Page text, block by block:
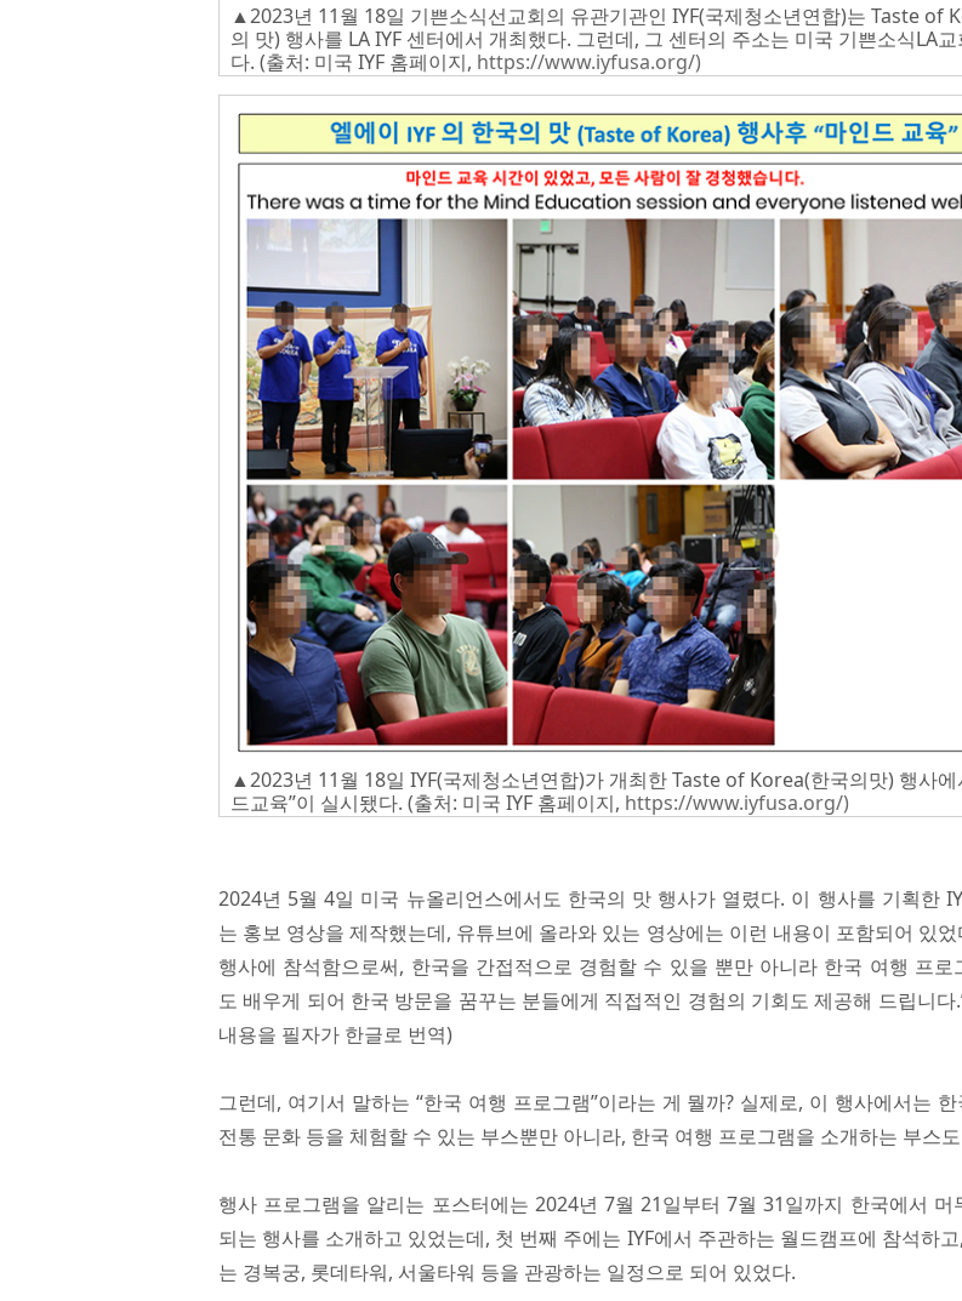
▲2023년 11월 18일 기쁜소식선교회의 유관기관인 IYF(국제청소년연합)는 Taste of
의 맛) 행사를 LA IYF 센터에서 개최했다. 그런데, 그 센터의 주소는 미국 기쁜소식LA
다. (출처: 미국 IYF 홈페이지, https://www.iyfusa.org/)
▲2023년 11월 18일 IYF(국제청소년연합)가 개최한 Taste of Korea(한국의맛) 행사에
드교육”이 실시됐다. (출처: 미국 IYF 홈페이지, https://www.iyfusa.org/)
2024년 5월 4일 미국 뉴올리언스에서도 한국의 맛 행사가 열렸다. 이 행사를 기획한
는 홍보 영상을 제작했는데, 유튜브에 올라와 있는 영상에는 이런 내용이 포함되어 있었
행사에 참석함으로써, 한국을 간접적으로 경험할 수 있을 뿐만 아니라 한국 여행 프로
도 배우게 되어 한국 방문을 꿈꾸는 분들에게 직접적인 경험의 기회도 제공해 드립니다
내용을 필자가 한글로 번역)
그런데, 여기서 말하는 “한국 여행 프로그램”이라는 게 뭘까? 실제로, 이 행사에서는
전통 문화 등을 체험할 수 있는 부스뿐만 아니라, 한국 여행 프로그램을 소개하는 부스
행사 프로그램을 알리는 포스터에는 2024년 7월 21일부터 7월 31일까지 한국에서 머
되는 행사를 소개하고 있었는데, 첫 번째 주에는 IYF에서 주관하는 월드캠프에 참석하
는 경복궁, 롯데타워, 서울타워 등을 관광하는 일정으로 되어 있었다.